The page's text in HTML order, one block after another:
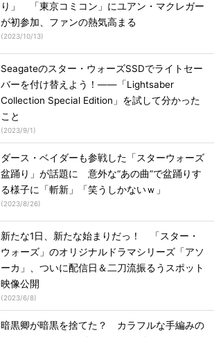
り」 「東京コミコン」にユアン・マクレガー
が初参加、ファンの熱気高まる
(2023/10/13)
Seagateのスター・ウォーズSSDでライトセー
バーを付け替えよう！――「Lightsaber
Collection Special Edition」を試して分かった
こと
(2023/9/1)
ダース・ベイダーも参戦した「スターウォーズ
盆踊り」が話題に 意外な“あの曲”で盆踊りす
る様子に「斬新」「笑うしかないｗ」
(2023/8/26)
新たな1日、新たな始まりだっ！ 「スター・
ウォーズ」のオリジナルドラマシリーズ「アソ
ーカ」、ついに配信日＆二刀流振るうスポット
映像公開
(2023/6/8)
暗黒卿が暗黒を捨てた？ カラフルな手編みの